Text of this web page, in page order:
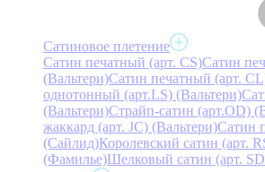
Сатиновое плетение
Сатин печатный (арт. СS)Сатин
(Вальтери)Сатин печатный (арт.
однотонный (арт.LS) (Вальтери)
(Вальтери)Страйп-сатин (арт.OD)
жаккард (арт. JC) (Вальтери)Сатин
(Сайлид)Королевский сатин (арт.
(Фамилье)Шелковый сатин (арт.